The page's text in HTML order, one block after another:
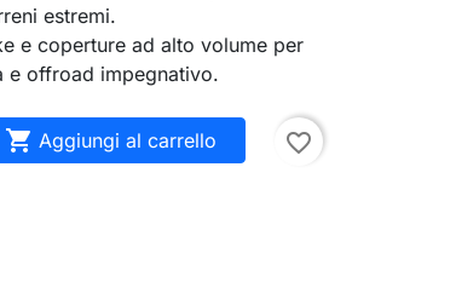
estremi.
e coperture ad alto volume per
e offroad impegnativo.
 Aggiungi al carrello favorite_border